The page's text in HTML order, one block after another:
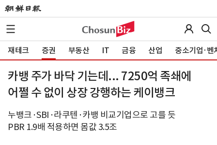
재테크 증권 부동산 IT 금융 산업 중소기업·벤
카뱅 주가 바닥 기는데... 7250억 족쇄에
어쩔 수 없이 상장 강행하는 케이뱅크
누뱅크·SBI·라쿠텐·카뱅 비교기업으로 고를 듯
PBR 1.9배 적용하면 몸값 3.5조